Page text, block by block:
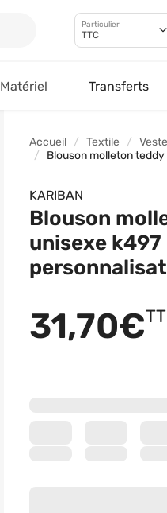
Particulier
TTC
Matériel Transferts
Accueil Textile
Blouson molleton
KARIBAN
Blouson
unisexe k497
31,70€